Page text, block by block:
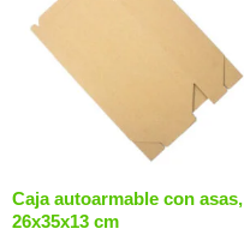
Caja autoarmable con asas,
26x35x13 cm